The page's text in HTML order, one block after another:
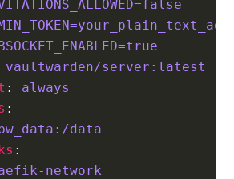
vaultwarden/server:latest
:
always
:
data
:
network